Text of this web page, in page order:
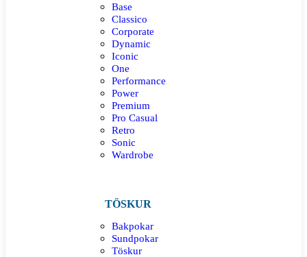
Base
Classico
Corporate
Dynamic
Iconic
One
Performance
Power
Premium
Pro Casual
Retro
Sonic
Wardrobe
TÖSKUR
Bakpokar
Sundpokar
Töskur